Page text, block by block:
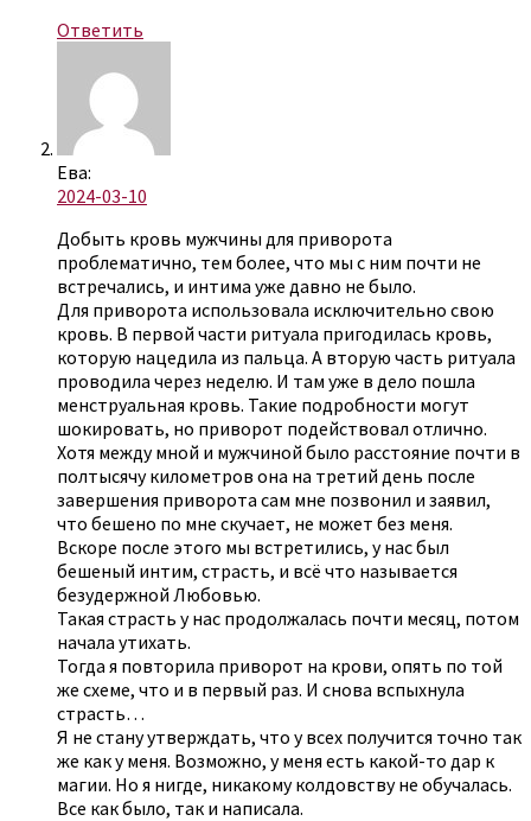
Ответить
Ева:
2024-03-10
Добыть кровь мужчины для приворота
проблематично, тем более, что мы с ним почти не
встречались, и интима уже давно не было.
Для приворота использовала исключительно свою
кровь. В первой части ритуала пригодилась кровь,
которую нацедила из пальца. А вторую часть ритуала
проводила через неделю. И там уже в дело пошла
менструальная кровь. Такие подробности могут
шокировать, но приворот подействовал отлично.
Хотя между мной и мужчиной было расстояние почти в
полтысячу километров она на третий день после
завершения приворота сам мне позвонил и заявил,
что бешено по мне скучает, не может без меня.
Вскоре после этого мы встретились, у нас был
бешеный интим, страсть, и всё что называется
безудержной Любовью.
Такая страсть у нас продолжалась почти месяц, потом
начала утихать.
Тогда я повторила приворот на крови, опять по той
же схеме, что и в первый раз. И снова вспыхнула
страсть…
Я не стану утверждать, что у всех получится точно так
же как у меня. Возможно, у меня есть какой-то дар к
магии. Но я нигде, никакому колдовству не обучалась.
Все как было, так и написала.